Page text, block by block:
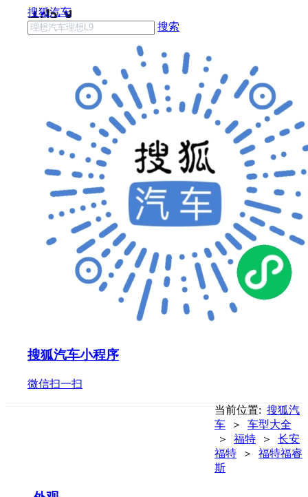
搜狐汽车
搜索
搜狐汽车小程序
微信扫一扫
当前位置: 搜狐汽
车
＞
车型大全
＞
福特 ＞
长安
福特
＞
福特福睿
斯